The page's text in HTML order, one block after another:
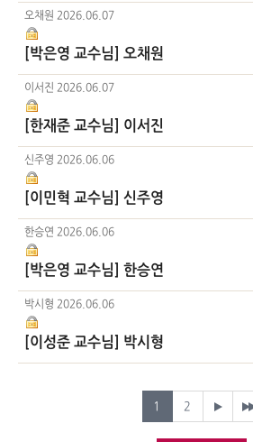
오채원 2026.06.07
[박은영 교수님] 오채원
이서진 2026.06.07
[한재준 교수님] 이서진
신주영 2026.06.06
[이민혁 교수님] 신주영
한승연 2026.06.06
[박은영 교수님] 한승연
박시형 2026.06.06
[이성준 교수님] 박시형
1 2